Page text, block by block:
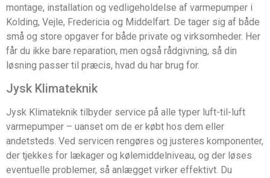
montage, installation og vedligeholdelse af varmepumper i
Kolding, Vejle, Fredericia og Middelfart. De tager sig af både
små og store opgaver for både private og virksomheder. Her
får du ikke bare reparation, men også rådgivning, så din
løsning passer til præcis, hvad du har brug for.
Jysk Klimateknik
Jysk Klimateknik tilbyder service på alle typer luft-til-luft
varmepumper – uanset om de er købt hos dem eller
andetsteds. Ved servicen rengøres og justeres komponenter,
der tjekkes for lækager og kølemiddelniveau, og der løses
eventuelle problemer, så anlægget virker effektivt. Du